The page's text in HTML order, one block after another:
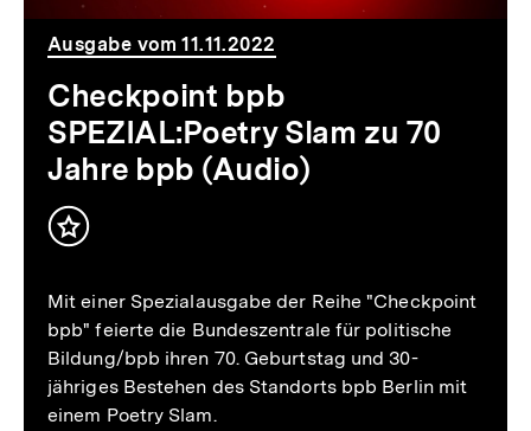
Jahre
bpb
(Audio)
Ausgabe vom 11.11.2022
Checkpoint bpb
SPEZIAL:Poetry Slam zu 70
Jahre bpb (Audio)
Inhalt
Mit einer Spezialausgabe der Reihe "Checkpoint
bpb" feierte die Bundeszentrale für politische
Bildung/bpb ihren 70. Geburtstag und 30-
jähriges Bestehen des Standorts bpb Berlin mit
einem Poetry Slam.